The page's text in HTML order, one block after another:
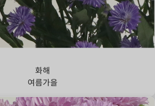
화해
여름가을